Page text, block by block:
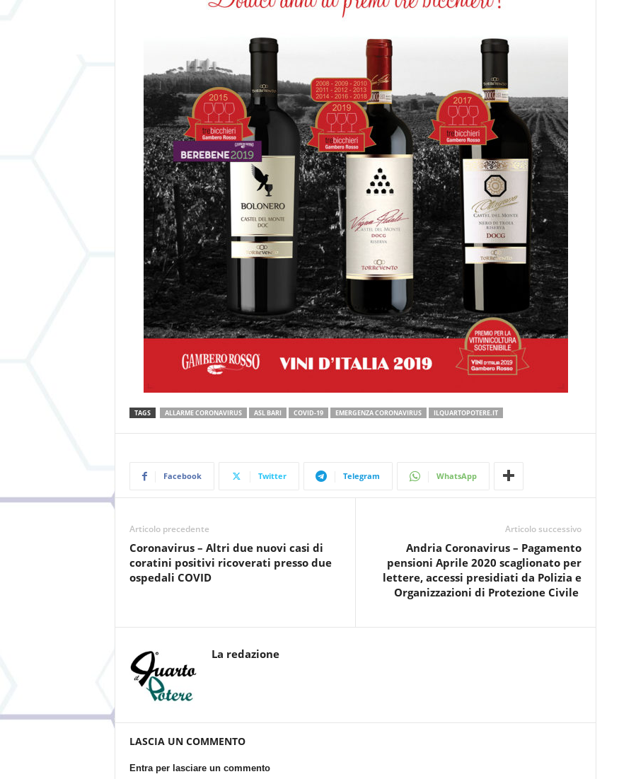
TAGS ALLARME CORONAVIRUS ASL BARI COVID-19 EMERGENZA CORONAVIRUS ILQUARTOPOTERE.IT
Facebook Twitter Telegram WhatsApp
Articolo precedente
Coronavirus – Altri due nuovi casi di
coratini positivi ricoverati presso due
ospedali COVID
Articolo successivo
Andria Coronavirus – Pagamento
pensioni Aprile 2020 scaglionato per
lettere, accessi presidiati da Polizia e
Organizzazioni di Protezione Civile
La redazione
LASCIA UN COMMENTO
Entra per lasciare un commento